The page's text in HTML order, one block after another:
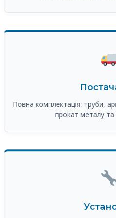
Повна комплектація: труби,
прокат металу та